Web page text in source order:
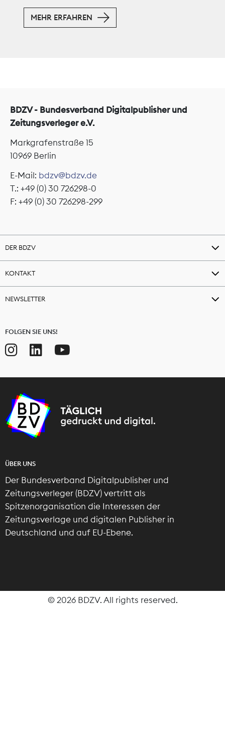
MEHR ERFAHREN
BDZV - Bundesverband Digitalpublisher und
Zeitungsverleger e.V.
Markgrafenstraße 15
10969 Berlin
E-Mail: bdzv@bdzv.de
T.: +49 (0) 30 726298-0
F: +49 (0) 30 726298-299
DER BDZV
KONTAKT
NEWSLETTER
FOLGEN SIE UNS!
ÜBER UNS
Der Bundesverband Digitalpublisher und
Zeitungsverleger (BDZV) vertritt als
Spitzenorganisation die Interessen der
Zeitungsverlage und digitalen Publisher in
Deutschland und auf EU-Ebene.
© 2026 BDZV. All rights reserved.